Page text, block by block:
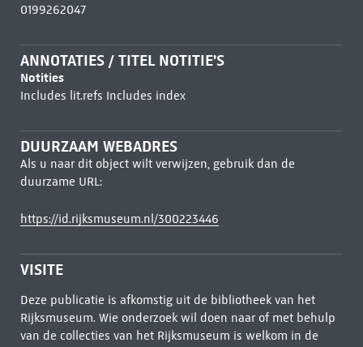
0199262047
ANNOTATIES / TITEL NOTITIE'S
Notities
Includes lit.refs Includes index
DUURZAAM WEBADRES
Als u naar dit object wilt verwijzen, gebruik dan de
duurzame URL:
https://id.rijksmuseum.nl/300223446
VISITE
Deze publicatie is afkomstig uit de bibliotheek van het
Rijksmuseum. Wie onderzoek wil doen naar of met behulp
van de collecties van het Rijksmuseum is welkom in de